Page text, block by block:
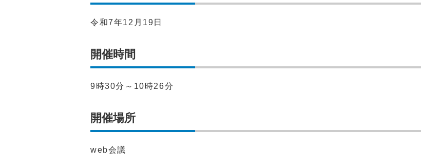
令和7年12月19日
開催時間
9時30分～10時26分
開催場所
web会議